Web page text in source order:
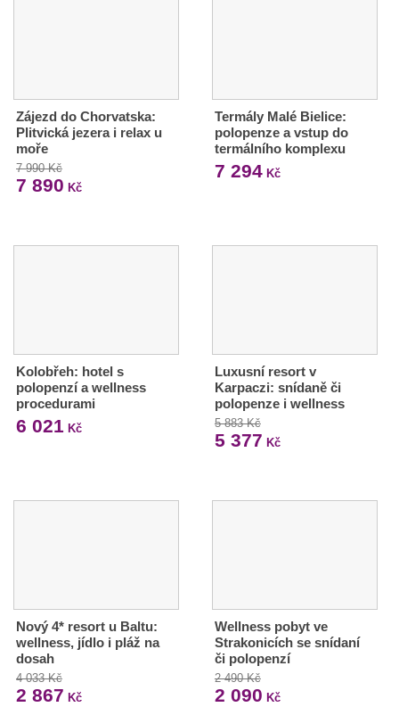
Zájezd do Chorvatska:
Plitvická jezera i relax u
moře
7 990 Kč
7 890 Kč
Termály Malé Bielice:
polopenze a vstup do
termálního komplexu
7 294Kč
Kolobřeh: hotel s
polopenzí a wellness
procedurami
6 021 Kč
Luxusní resort v
Karpaczi: snídaně či
polopenze i wellness
5 883 Kč
5 377 Kč
Nový 4* resort u Baltu:
wellness, jídlo i pláž na
dosah
4 033 Kč
2 867 Kč
Wellness pobyt ve
Strakonicích se snídaní
či polopenzí
2 490 Kč
2 090 Kč